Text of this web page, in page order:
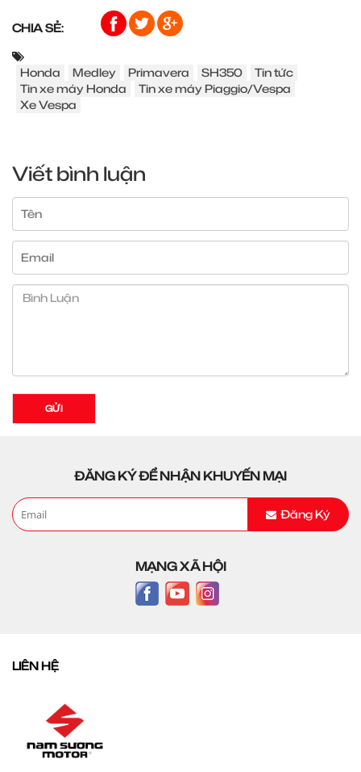
CHIA SẺ:
Honda Medley Primavera SH350
Tin tức
Tin xe máy Honda
Tin xe máy Piaggio/Vespa
Xe Vespa
Viết bình luận
GỬI
ĐĂNG KÝ ĐỂ NHẬN KHUYẾN MẠI
Đăng Ký
MẠNG XÃ HỘI
LIÊN HỆ